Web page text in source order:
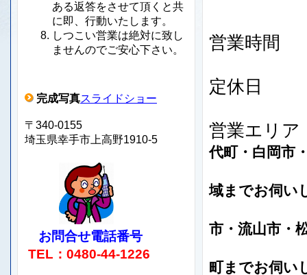
営業
定
営
代町・白岡市
域までお伺い
市・流山市・
町までお伺い
ある返答をさせて頂くと共
に即、行動いたします。
しつこい営業は絶対に致し
ませんのでご安心下さい。
完成写真スライドショー
〒340-0155
埼玉県幸手市上高野1910-5
お問合せ電話番号
TEL：0480-44-1226